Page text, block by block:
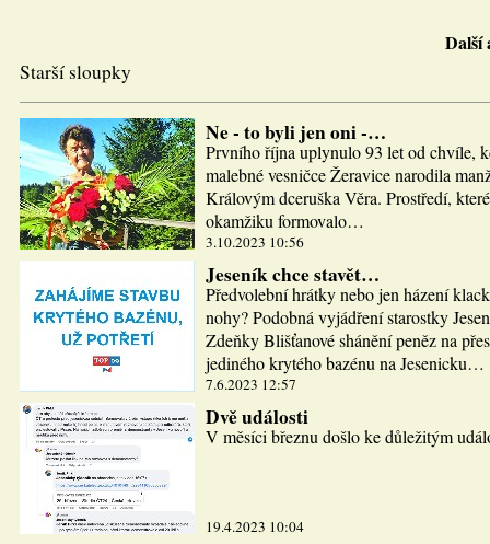
Starší sloupky
Ne - to byli jen oni -…
Prvního října uplynulo 93 let od chvíle,
malebné vesničce Žeravice narodila
Královým dceruška Věra. Prostředí,
okamžiku formovalo…
3.10.2023 10:56
Jeseník chce stavět…
Předvolební hrátky nebo jen házení
nohy? Podobná vyjádření starostky
Zdeňky Blišťanové shánění peněz na
jediného krytého bazénu na Jesenicku…
7.6.2023 12:57
Dvě události
V měsíci březnu došlo ke důležitým
19.4.2023 10:04